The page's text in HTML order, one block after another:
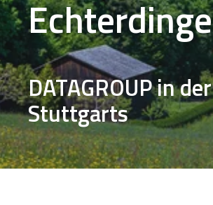
DATAGROUPin
Stuttgarts